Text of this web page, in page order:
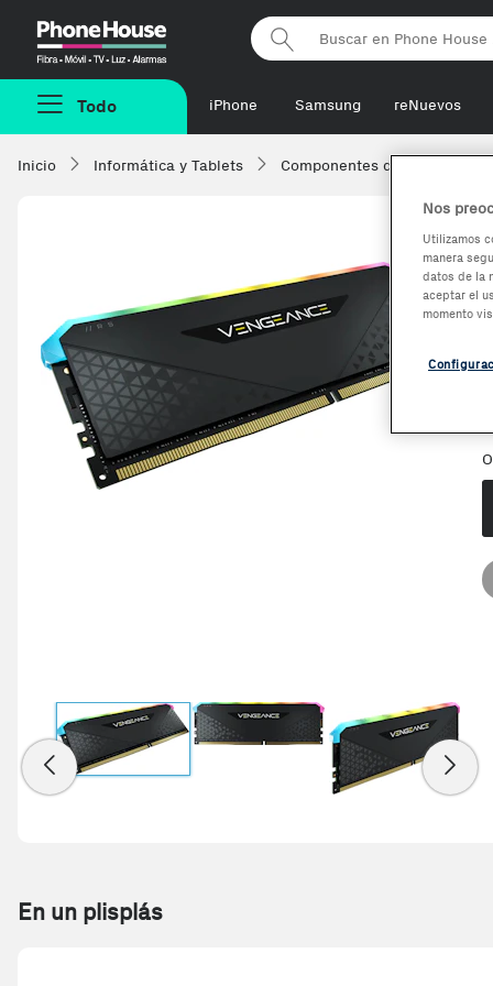
Phonehouse
Todo iPhone Samsung reNuevos
Inicio Informática y Tablets Componentes de ordenadores
En un plisplás
Nos
Utilizamos
manera
datos de la
aceptar el
momento